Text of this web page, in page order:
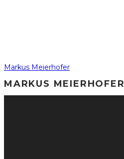
Markus Meierhofer
MARKUS MEIERHOFER